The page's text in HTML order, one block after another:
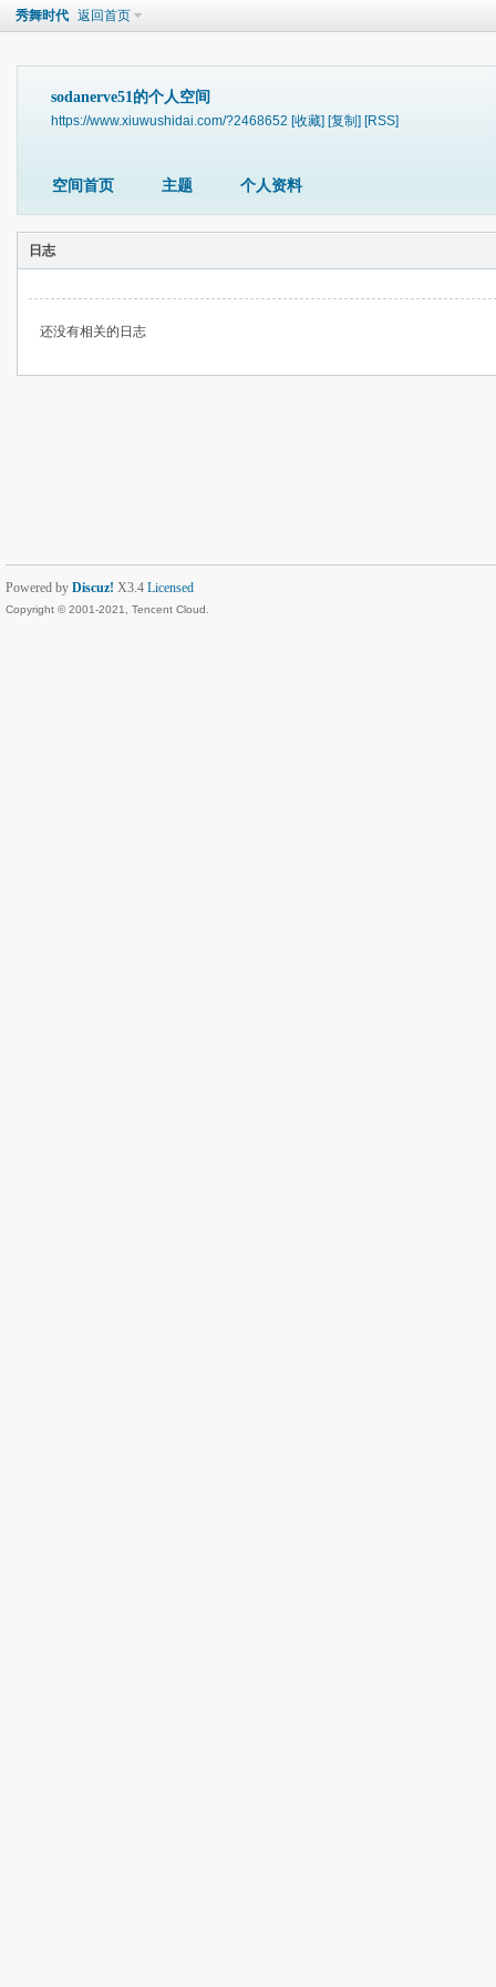
秀舞时代 返回首页
sodanerve51的个人空间
https://www.xiuwushidai.com/?2468652 [收藏] [复制] [RSS]
空间首页 主题 个人资料
日志
还没有相关的日志
Powered by Discuz! X3.4 Licensed
Copyright © 2001-2021, Tencent Cloud.